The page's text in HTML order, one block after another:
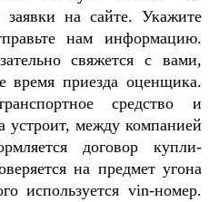
заявки на сайте. Укажите
нам информацию.
свяжется с вами,
время приезда оценщика.
средство и
устроит, между компанией
договор купли-
на предмет угона
используется vin-номер.